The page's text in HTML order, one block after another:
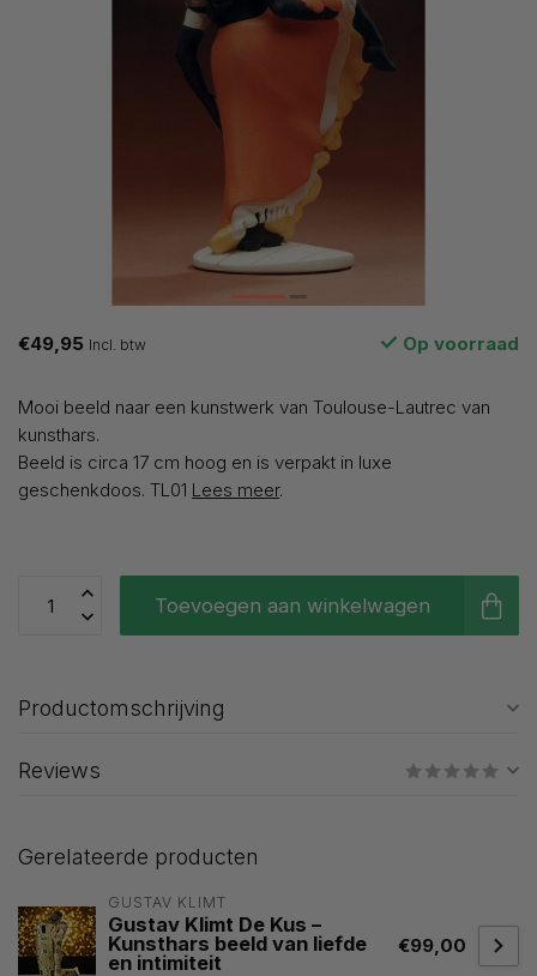
€49,95 Incl. btw Op voorraad
Mooi beeld naar een kunstwerk van Toulouse-Lautrec van
kunsthars.
Beeld is circa 17 cm hoog en is verpakt in luxe
geschenkdoos. TL01 Lees meer.
Toevoegen aan winkelwagen
Productomschrijving
Reviews
Gerelateerde producten
GUSTAV KLIMT
Gustav Klimt De Kus –
Kunsthars beeld van liefde
en intimiteit
€99,00